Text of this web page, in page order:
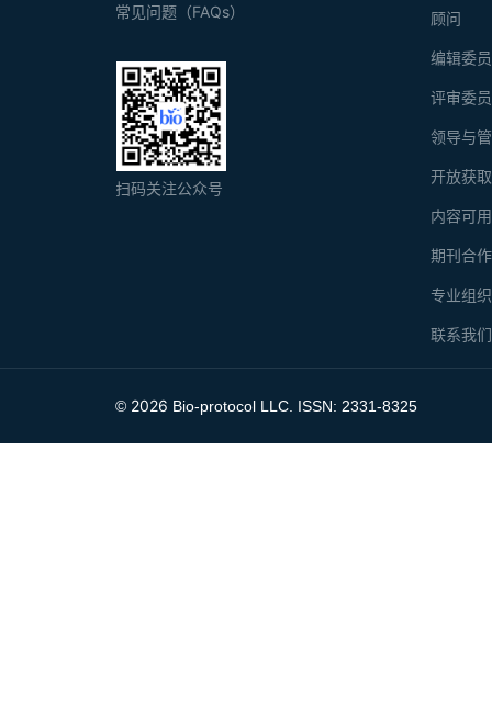
顾问
编辑委
评审委
领导与
开放获
内容可
期刊合
专业组
联系我们
常见问题（FAQs）
扫码关注公众号
© 2026 Bio-protocol LLC. ISSN: 2331-8325